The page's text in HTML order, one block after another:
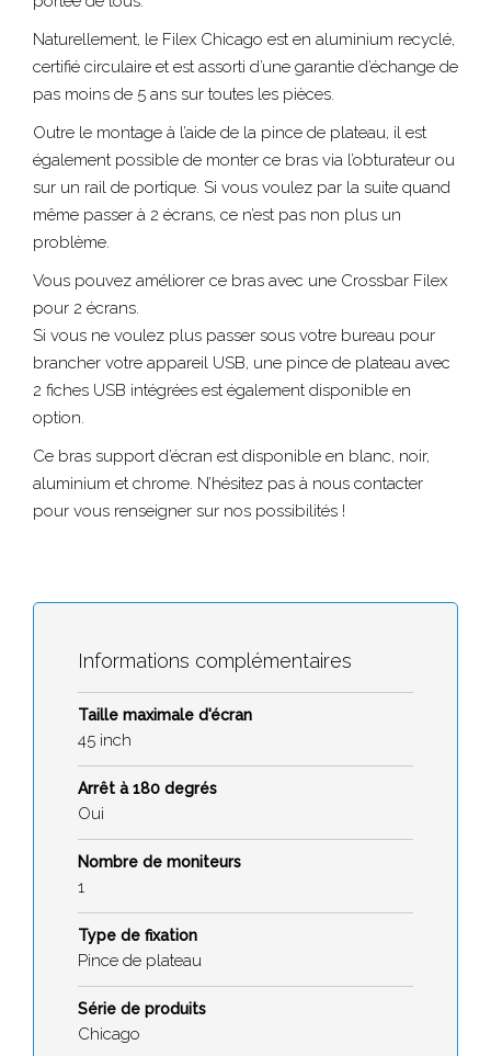
Naturellement, le Filex Chicago est en aluminium recyclé,
certifié circulaire et est assorti d’une garantie d’échange de
pas moins de 5 ans sur toutes les pièces.
Outre le montage à l’aide de la pince de plateau, il est
également possible de monter ce bras via l’obturateur ou
sur un rail de portique. Si vous voulez par la suite quand
même passer à 2 écrans, ce n’est pas non plus un
problème.
Vous pouvez améliorer ce bras avec une Crossbar Filex
pour 2 écrans.
Si vous ne voulez plus passer sous votre bureau pour
brancher votre appareil USB, une pince de plateau avec
2 fiches USB intégrées est également disponible en
option.
Ce bras support d’écran est disponible en blanc, noir,
aluminium et chrome. N’hésitez pas à nous contacter
pour vous renseigner sur nos possibilités !
Informations complémentaires
Taille maximale d'écran
45 inch
Arrêt à 180 degrés
Oui
Nombre de moniteurs
1
Type de fixation
Pince de plateau
Série de produits
Chicago